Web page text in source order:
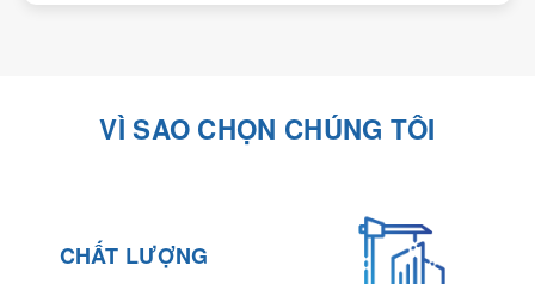
VÌ SAO CHỌN CHÚNG TÔI
CHẤT LƯỢNG